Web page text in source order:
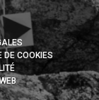
DE COOKIES